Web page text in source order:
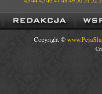
Copyright ©